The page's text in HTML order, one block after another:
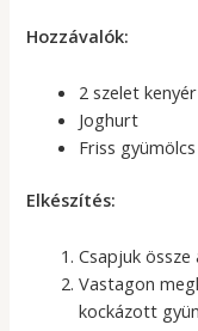
Hozzávalók:
2 szelet kenyér
Joghurt
Friss
Elkészítés:
Csapjuk
Vastagon
kockázott